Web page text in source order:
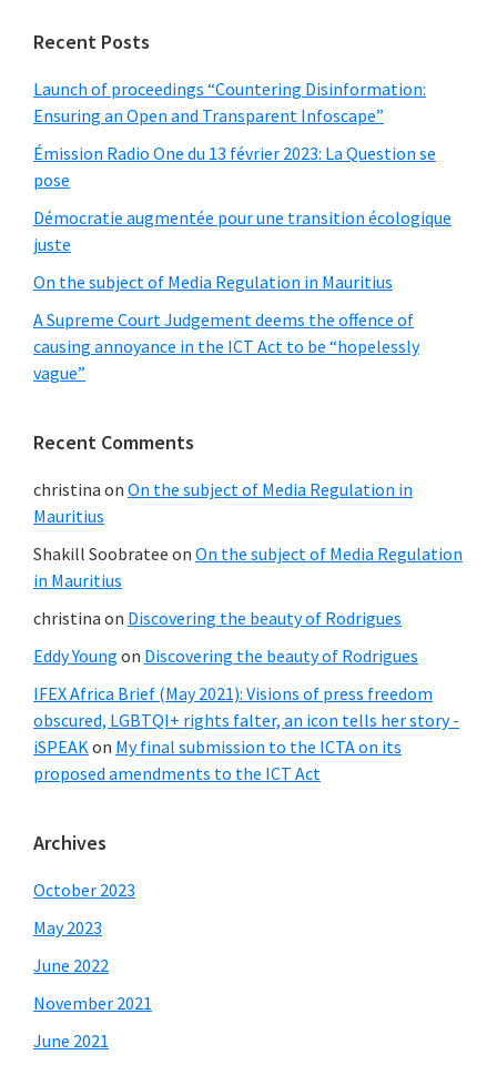
Recent Posts
Launch of proceedings “Countering Disinformation:
Ensuring an Open and Transparent Infoscape”
Émission Radio One du 13 février 2023: La Question se
pose
Démocratie augmentée pour une transition écologique
juste
On the subject of Media Regulation in Mauritius
A Supreme Court Judgement deems the offence of
causing annoyance in the ICT Act to be “hopelessly
vague”
Recent Comments
christina on On the subject of Media Regulation in
Mauritius
Shakill Soobratee on On the subject of Media Regulation
in Mauritius
christina on Discovering the beauty of Rodrigues
Eddy Young on Discovering the beauty of Rodrigues
IFEX Africa Brief (May 2021): Visions of press freedom
obscured, LGBTQI+ rights falter, an icon tells her story -
iSPEAK on My final submission to the ICTA on its
proposed amendments to the ICT Act
Archives
October 2023
May 2023
June 2022
November 2021
June 2021